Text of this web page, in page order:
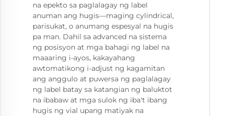
na epekto sa paglalagay ng label
anuman ang hugis—maging cylindrical,
parisukat, o anumang espesyal na hugis
pa man. Dahil sa advanced na sistema
ng posisyon at mga bahagi ng label na
maaaring i-ayos, kakayahang
awtomatikong i-adjust ng kagamitan
ang anggulo at puwersa ng paglalagay
ng label batay sa katangian ng baluktot
na ibabaw at mga sulok ng iba't ibang
hugis ng vial upang matiyak na